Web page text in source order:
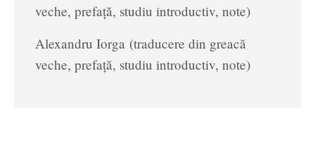
veche, prefață, studiu introductiv, note)
Alexandru Iorga (traducere din greacă
veche, prefață, studiu introductiv, note)